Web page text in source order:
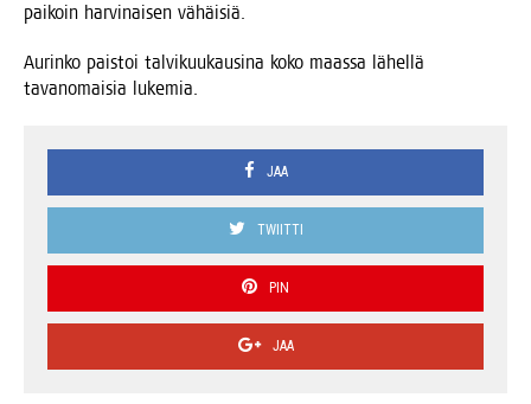
pai­koin har­vi­nai­sen vähäisiä.
Aurin­ko pais­toi tal­vi­kuu­kausi­na koko maas­sa lähel­lä
tavan­omai­sia lukemia.
JAA
TWIITTI
PIN
JAA